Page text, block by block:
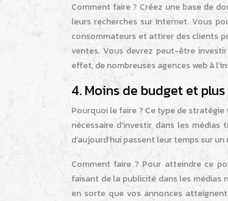
Comment faire ? Créez une base de
leurs recherches sur Internet. Vous
consommateurs et attirer des clients
ventes. Vous devrez peut-être
effet, de nombreuses agences web à
4. Moins de budget et
Pourquoi le faire ? Ce type de stratégie
nécessaire d’investir dans les
d’aujourd’hui passent leur temps sur
Comment faire ? Pour atteindre ce
faisant de la publicité dans les médias
en sorte que vos annonces